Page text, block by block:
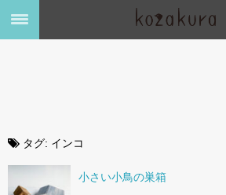
タグ: インコ
小さい小鳥の巣箱